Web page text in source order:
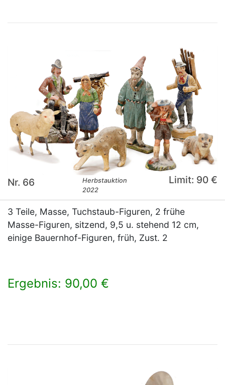
Nr. 66
Herbstauktion
2022
Limit: 90 €
3 Teile, Masse, Tuchstaub-Figuren, 2 frühe
Masse-Figuren, sitzend, 9,5 u. stehend 12 cm,
einige Bauernhof-Figuren, früh, Zust. 2
Ergebnis: 90,00 €